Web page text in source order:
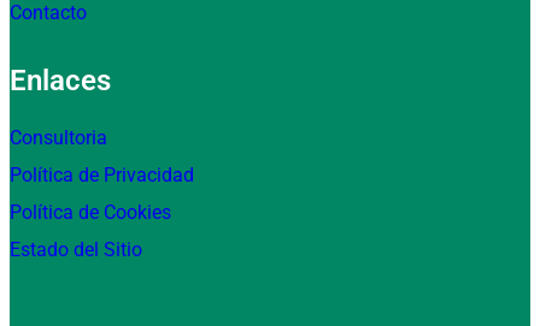
Contacto
Enlaces
Consultoria
Política de Privacidad
Política de Cookies
Estado del Sitio